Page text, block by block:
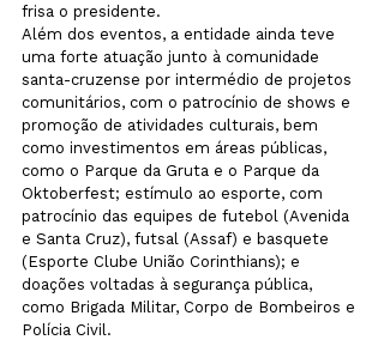
frisa o presidente.
Além dos eventos, a entidade ainda teve
uma forte atuação junto à comunidade
santa-cruzense por intermédio de projetos
comunitários, com o patrocínio de shows e
promoção de atividades culturais, bem
como investimentos em áreas públicas,
como o Parque da Gruta e o Parque da
Oktoberfest; estímulo ao esporte, com
patrocínio das equipes de futebol (Avenida
e Santa Cruz), futsal (Assaf) e basquete
(Esporte Clube União Corinthians); e
doações voltadas à segurança pública,
como Brigada Militar, Corpo de Bombeiros e
Polícia Civil.